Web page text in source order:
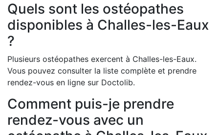
Quels sont les ostéopathes
disponibles à Challes-les-Eaux
?
Plusieurs ostéopathes exercent à Challes-les-Eaux.
Vous pouvez consulter la liste complète et prendre
rendez-vous en ligne sur Doctolib.
Comment puis-je prendre
rendez-vous avec un